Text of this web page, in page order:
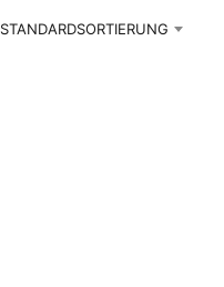
STANDARDSORTIERUNG